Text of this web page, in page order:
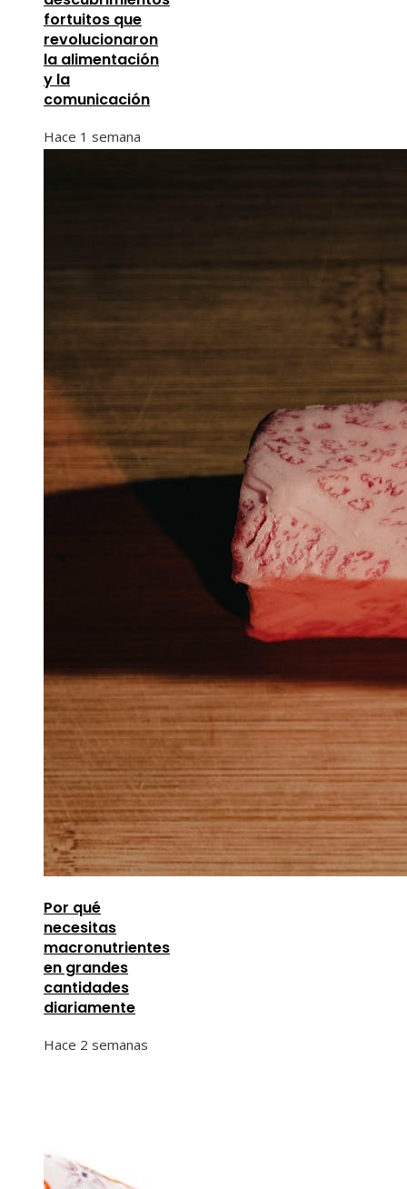
fortuitos que
revolucionaron
la alimentación
y la
comunicación
Hace 1 semana
Por qué
necesitas
macronutrientes
en grandes
cantidades
diariamente
Hace 2 semanas